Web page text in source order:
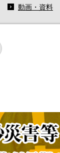
動画・資料